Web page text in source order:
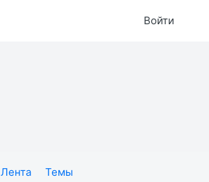
Войти
Лента
Темы